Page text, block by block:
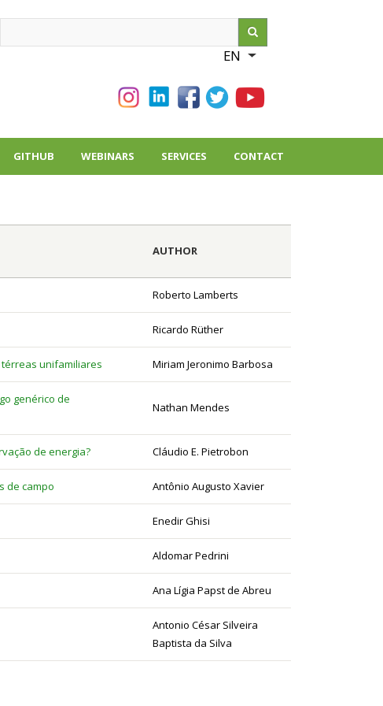
EN
List additional
GITHUB WEBINARS SERVICES CONTACT
AUTHOR
Roberto Lamberts
Ricardo Rüther
unifamiliares Miriam Jeronimo Barbosa
genérico de
Nathan Mendes
de energia? Cláudio E. Pietrobon
de campo Antônio Augusto Xavier
Enedir Ghisi
Aldomar Pedrini
Ana Lígia Papst de Abreu
Antonio César Silveira
Baptista da Silva